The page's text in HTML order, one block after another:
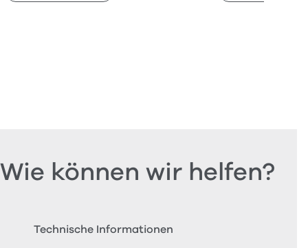
Wie können wir helfen?
Technische Informationen